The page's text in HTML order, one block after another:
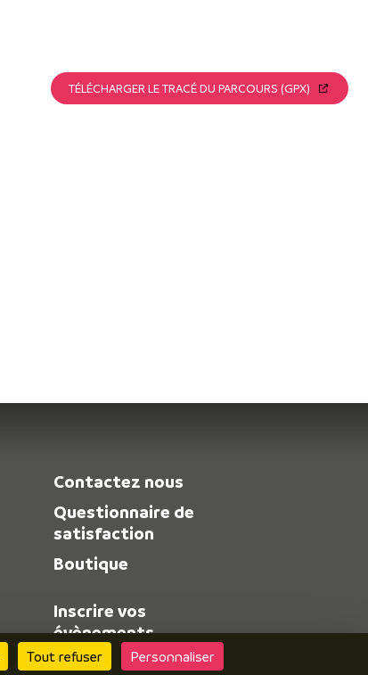
TÉLÉCHARGER LE TRACÉ DU PARCOURS (GPX)
Contactez nous
Questionnaire de
satisfaction
Boutique
Inscrire vos
évènements
Espace pro
Tout refuser Personnaliser